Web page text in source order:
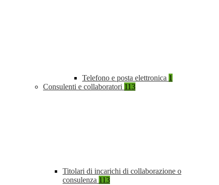
Telefono e posta elettronica 1
Consulenti e collaboratori 113
Titolari di incarichi di collaborazione o
consulenza 113